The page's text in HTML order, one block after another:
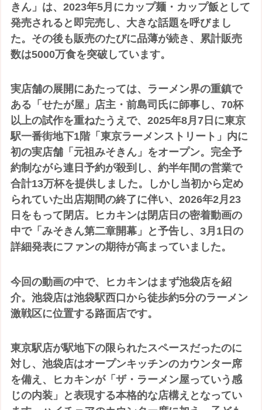
きん」は、2023年5月にカップ麺・カップ飯として
発売されると即完売し、大きな話題を呼びまし
た。その後も販売のたびに品薄が続き、累計販売
数は5000万食を突破しています。
実店舗の展開にあたっては、ラーメン界の重鎮で
ある「せたが屋」店主・前島司氏に師事し、70杯
以上の試作を重ねたうえで、2025年8月7日に東京
駅一番街地下1階「東京ラーメンストリート」内に
初の実店舗「元祖みそきん」をオープン。完全予
約制ながら連日予約が殺到し、約半年間の営業で
合計13万杯を提供しました。しかし当初から定め
られていた出店期間の終了に伴い、2026年2月23
日をもって閉店。ヒカキンは閉店日の密着動画の
中で「みそきん第二章開幕」と予告し、3月1日の
詳細発表にファンの期待が高まっていました。
今回の動画の中で、ヒカキンはまず池袋店を紹
介。池袋店は池袋駅西口から徒歩約5分のラーメン
激戦区に位置する路面店です。
東京駅店が駅地下の限られたスペースだったのに
対し、池袋店はオープンキッチンのカウンター席
を備え、ヒカキンが「ザ・ラーメン屋っていう感
じの内装」と表現する本格的な店構えとなってい